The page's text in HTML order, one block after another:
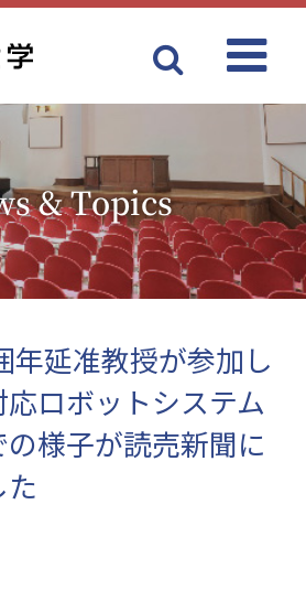
& Topics
年延准教授が参加し
ロボットシステム
様子が読売新聞に